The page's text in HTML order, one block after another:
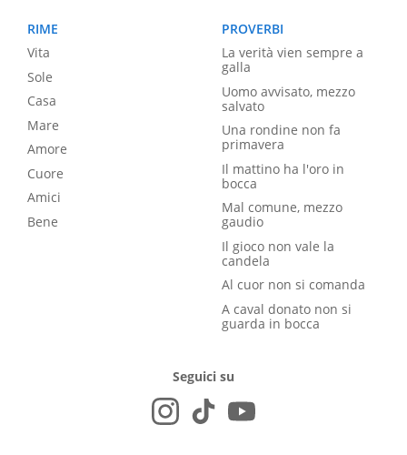
RIME
Vita
Sole
Casa
Mare
Amore
Cuore
Amici
Bene
PROVERBI
La verità vien sempre a
galla
Uomo avvisato, mezzo
salvato
Una rondine non fa
primavera
Il mattino ha l'oro in
bocca
Mal comune, mezzo
gaudio
Il gioco non vale la
candela
Al cuor non si comanda
A caval donato non si
guarda in bocca
Seguici su